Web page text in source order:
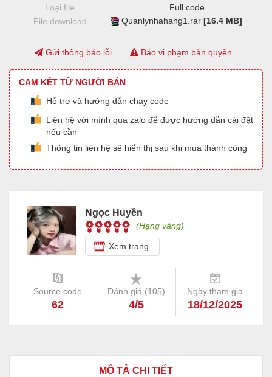
Loại file
Full code
File download
Quanlynhahang1.rar[16.4 MB]
Gửi thông báo lỗi Báo vi phạm bản quyền
CAM KẾT TỪ NGƯỜI BÁN
Hỗ trợ và hướng dẫn chạy code
Liên hệ với mình qua zalo để được hướng dẫn cài đặt
nếu cần
Thông tin liên hệ sẽ hiển thị sau khi mua thành công
Ngọc Huyền
(Hạng vàng)
Xem trang
Source code
62
Đánh giá (105)
4/5
Ngày tham gia
18/12/2025
MÔ TẢ CHI TIẾT